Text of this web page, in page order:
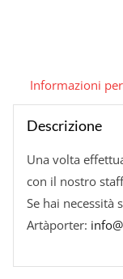
Informazioni
Descrizione
Una volta
con il nostro
Se hai necessità
Artàporter: